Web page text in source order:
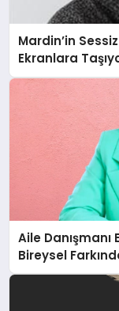
Mardin’in Sessiz
Ekranlara
Aile
Bireysel
Anlatıyor